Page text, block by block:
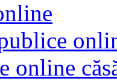
online